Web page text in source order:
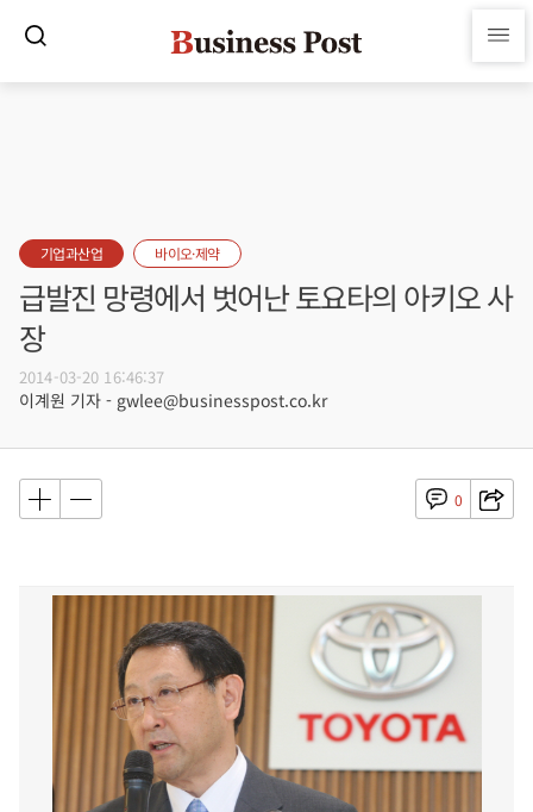
기업과산업 바이오·제약
급발진 망령에서 벗어난 토요타의 아키오 사
장
2014-03-20 16:46:37
이계원 기자 - gwlee@businesspost.co.kr
0